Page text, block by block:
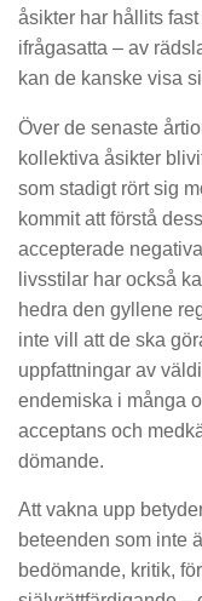
åsikter har hållits
ifrågasatta – av
kan de kanske visa
Över de senaste
kollektiva åsikter
som stadigt rört sig
kommit att förstå
accepterade
livsstilar har också
hedra den gyllene
inte vill att de ska
uppfattningar av
endemiska i många
acceptans och
dömande.
Att vakna upp
beteenden som inte
bedömande, kritik,